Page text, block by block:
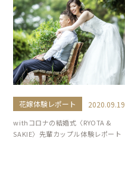
花嫁体験レポート 2020.09.19
withコロナの結婚式〈RYOTA &
SAKIE〉先輩カップル体験レポート